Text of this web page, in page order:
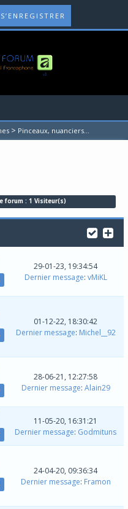
S’ENREGISTRER
> Pinceaux, nuanciers...
forum : 1 Visiteur(s)
29-01-23, 19:34:54
Dernier message: vMiKL
01-12-22, 18:30:42
Dernier message: Michel__92
28-06-21, 12:27:58
Dernier message: Alain29
11-05-20, 16:31:21
Dernier message: Godmituns
24-04-20, 09:36:34
Dernier message: Framon